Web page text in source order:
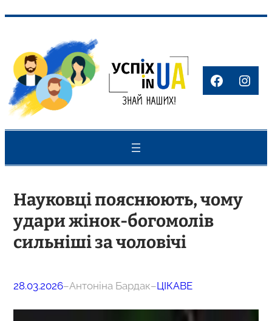
вмісту
Науковці пояснюють, чому
удари жінок-богомолів
сильніші за чоловічі
28.03.2026–Антоніна Бардак–ЦІКАВЕ